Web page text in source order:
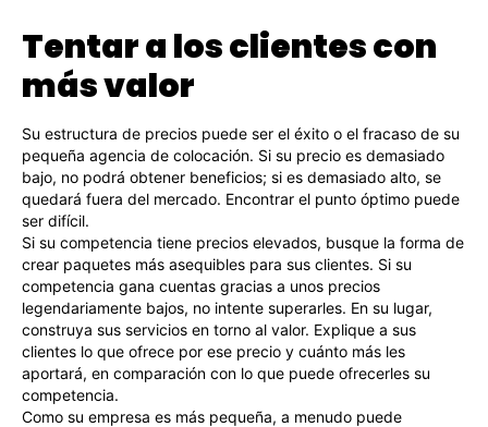
Tentar a los clientes con
más valor
Su estructura de precios puede ser el éxito o el fracaso de su
pequeña agencia de colocación. Si su precio es demasiado
bajo, no podrá obtener beneficios; si es demasiado alto, se
quedará fuera del mercado. Encontrar el punto óptimo puede
ser difícil.
Si su competencia tiene precios elevados, busque la forma de
crear paquetes más asequibles para sus clientes. Si su
competencia gana cuentas gracias a unos precios
legendariamente bajos, no intente superarles. En su lugar,
construya sus servicios en torno al valor. Explique a sus
clientes lo que ofrece por ese precio y cuánto más les
aportará, en comparación con lo que puede ofrecerles su
competencia.
Como su empresa es más pequeña, a menudo puede